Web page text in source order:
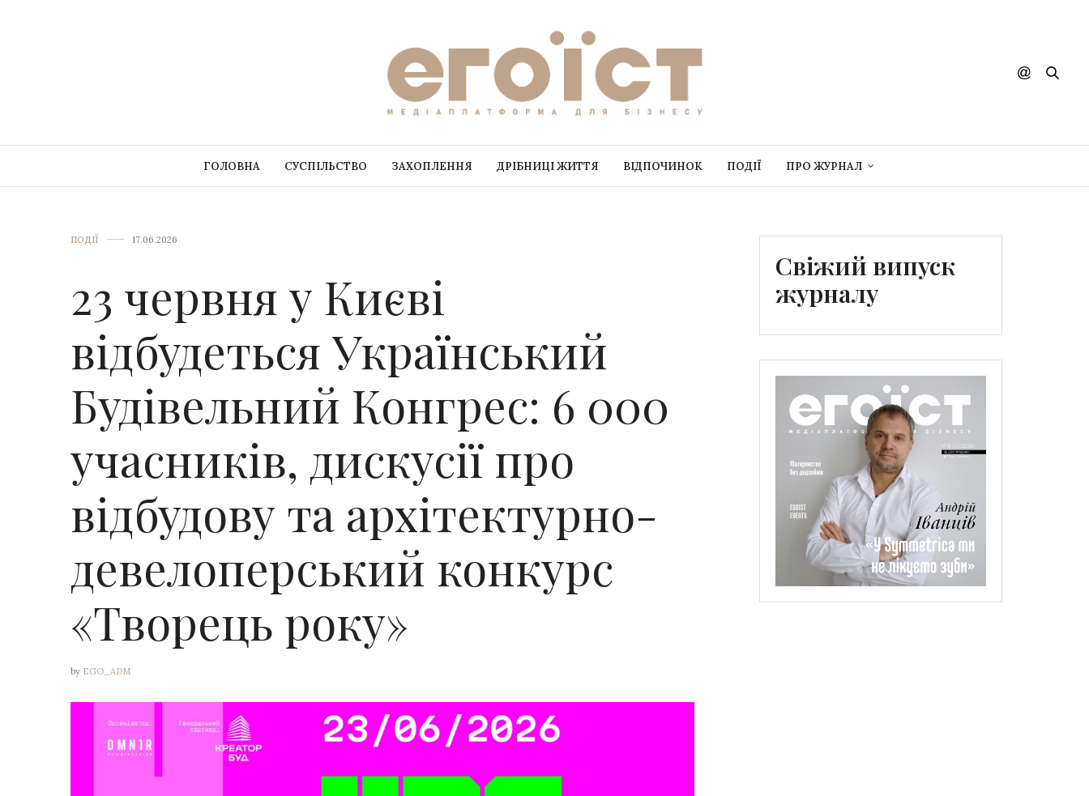
ГОЛОВНА СУСПІЛЬСТВО ЗАХОПЛЕННЯ ДРІБНИЦІ ЖИТТЯ ВІДПОЧИНОК ПОДІЇ ПРО ЖУРНАЛ
ПОДІЇ 17.06.2026
23 червня у Києві
відбудеться Український
Будівельний Конгрес: 6 000
учасників, дискусії про
відбудову та архітектурно-
девелоперський конкурс
«Творець року»
by EGO_ADM
Свіжий випуск
журналу